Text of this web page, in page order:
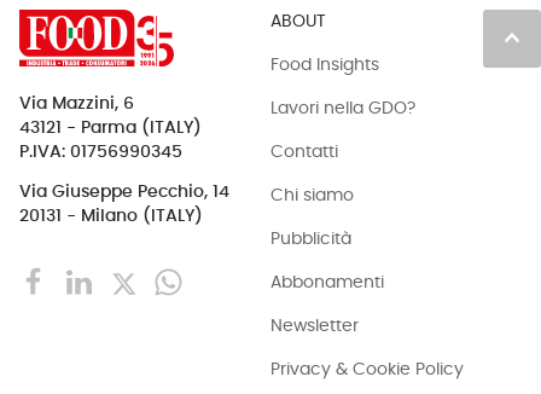
keyboard_arrow_up
Via Mazzini, 6
43121 - Parma (ITALY)
P.IVA: 01756990345
Via Giuseppe Pecchio, 14
20131 - Milano (ITALY)
ABOUT
Food Insights
Lavori nella GDO?
Contatti
Chi siamo
Pubblicità
Abbonamenti
Newsletter
Privacy & Cookie Policy